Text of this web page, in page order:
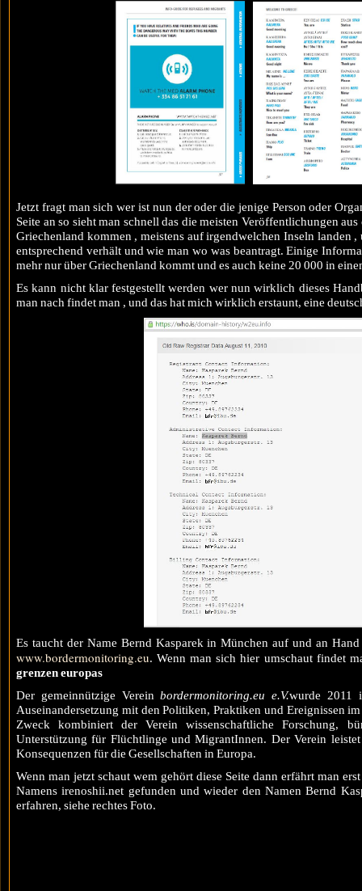
Jetzt fragt man sich wer ist nun der oder die jenige Person oder
Seite an so sieht man schnell das die meisten Veröffentlichungen
Griechenland kommen , meistens auf irgendwelchen Inseln
entsprechend verhält und wie man wo was beantragt. Einige
mehr nur über Griechenland kommt und es auch keine 20 000 in
Es kann nicht klar festgestellt werden wer nun wirklich dieses
man nach findet man , und das hat mich wirklich erstaunt, eine
Es taucht der Name Bernd Kasparek in München auf und an
www.bordermonitoring.eu. Wenn man sich hier umschaut findet
grenzen europas
Der gemeinnützige Vereinbordermonitoring.eu e.V.wurde 2011
Auseinandersetzung mit den Politiken, Praktiken und Ereignissen
Zweck kombiniert der Verein wissenschaftliche Forschung,
Unterstützung für Flüchtlinge und MigrantInnen. Der Verein
Konsequenzen für die Gesellschaften in Europa.
Wenn man jetzt schaut wem gehört diese Seite dann erfährt man
Namens irenoshii.net gefunden und wieder den Namen Bernd
erfahren, siehe rechtes Foto.